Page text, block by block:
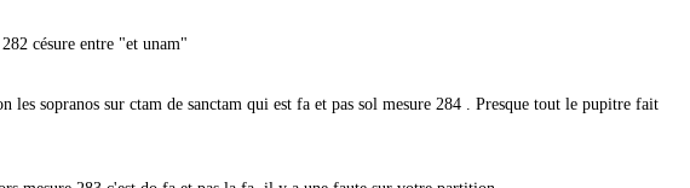
césure entre "et unam"
les sopranos sur ctam de sanctam qui est fa et pas sol mesure 284 . Presque tout le pupitre fait